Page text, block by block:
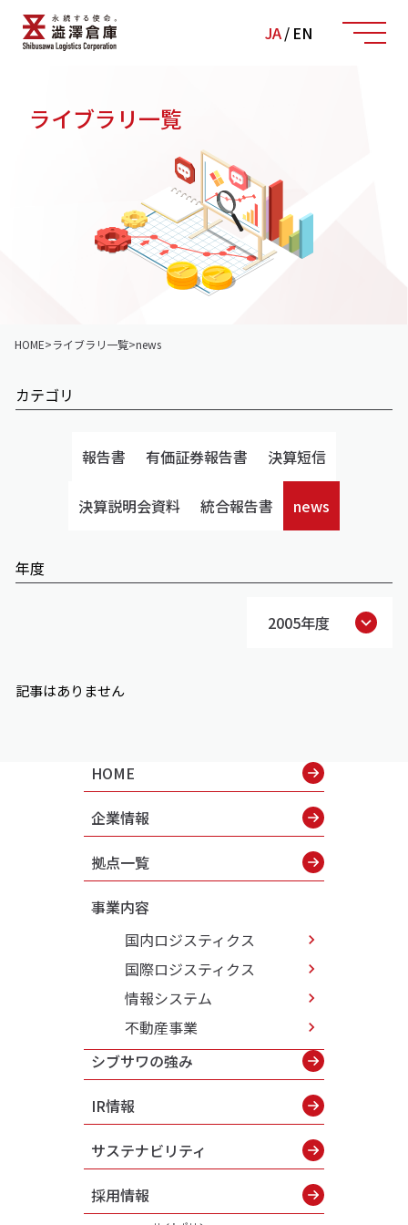
JA/ EN
ライブラリ一覧
HOME>ライブラリ一覧>news
カテゴリ
報告書 有価証券報告書 決算短信
決算説明会資料 統合報告書 news
年度
2005年度
記事はありません
HOME
企業情報
拠点一覧
事業内容
国内ロジスティクス
国際ロジスティクス
情報システム
不動産事業
シブサワの強み
IR情報
サステナビリティ
採用情報